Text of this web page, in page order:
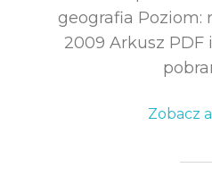
geografia Poziom:
2009 Arkusz
Zobacz